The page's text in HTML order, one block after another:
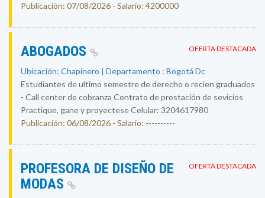
Publicación: 07/08/2026 - Salario: 4200000
OFERTA DESTACADA
ABOGADOS
Ubicación: Chapinero | Departamento : Bogotá Dc
Estudiantes de ultimo semestre de derecho o recien graduados
- Call center de cobranza Contrato de prestación de sevicios
Practique, gane y proyectese Celular: 3204617980
Publicación: 06/08/2026 - Salario: ----------
OFERTA DESTACADA
PROFESORA DE DISEÑO DE
MODAS